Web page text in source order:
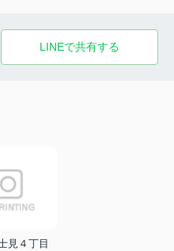
LINEで共有する
見４丁目